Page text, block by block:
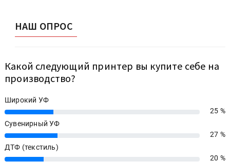
НАШ ОПРОС
Какой следующий принтер вы купите себе на
производство?
Широкий УФ
25%
25 %
Сувенирный УФ
27%
27 %
ДТФ (текстиль)
20% 20 %